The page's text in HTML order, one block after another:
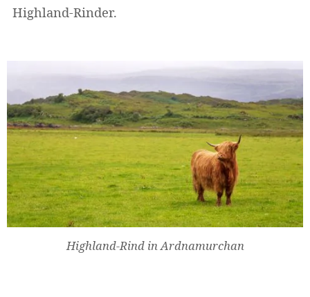
Highland-Rinder.
Highland-Rind in Ardnamurchan